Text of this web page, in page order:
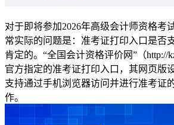
对于即将参加2026年高级会计师资格考
常实际的问题是：准考证打印入口是否
肯定的。“全国会计资格评价网”（http://
官方指定的准考证打印入口，其网页版
支持通过手机浏览器访问并进行准考证
作。